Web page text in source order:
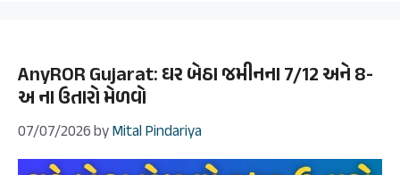
AnyROR Gujarat: ઘર બેઠા જમીનના 7/12 અને 8-
અ ના ઉતારો મેળવો
07/07/2026byMital Pindariya